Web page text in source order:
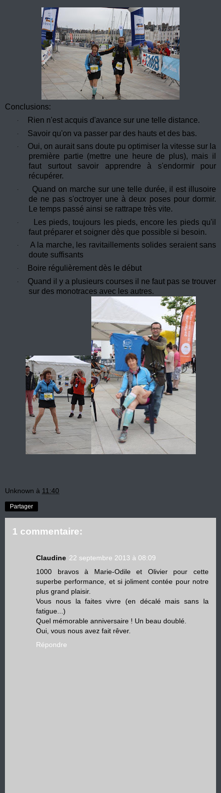
Conclusions:
· Rien n'est acquis d'avance sur une telle distance.
· Savoir qu'on va passer par des hauts et des bas.
·
Oui, on aurait sans doute pu optimiser la vitesse sur la
première partie (mettre une heure de plus), mais il
faut surtout savoir apprendre à s'endormir pour
récupérer.
·
Quand on marche sur une telle durée, il est illusoire
de ne pas s'octroyer une à deux poses pour dormir.
Le temps passé ainsi se rattrape très vite.
·
Les pieds, toujours les pieds, encore les pieds qu'il
faut préparer et soigner dès que possible si besoin.
·
A la marche, les ravitaillements solides seraient sans
doute suffisants
· Boire régulièrement dès le début
·
Quand il y a plusieurs courses il ne faut pas se trouver
sur des monotraces avec les autres.
Unknown à 11:40
Partager
1 commentaire:
Claudine 22 septembre 2013 à 08:09
1000 bravos à Marie-Odile et Olivier pour cette
superbe performance, et si joliment contée pour notre
plus grand plaisir.
Vous nous la faites vivre (en décalé mais sans la
fatigue...)
Quel mémorable anniversaire ! Un beau doublé.
Oui, vous nous avez fait rêver.
Répondre